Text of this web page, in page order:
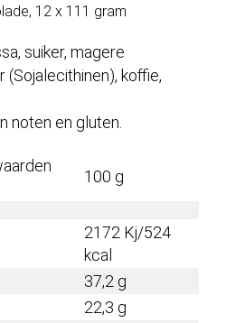
12 x 111 gram
suiker, magere
koffie,
noten en gluten.
100 g
2172 Kj/524
kcal
37,2 g
22,3 g